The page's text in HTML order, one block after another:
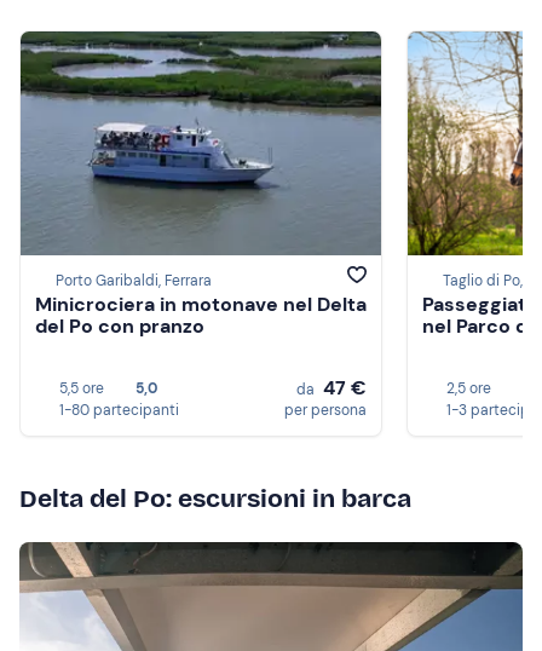
Porto Garibaldi, Ferrara
Minicrociera in motonave nel Delta
del Po con pranzo
5,5 ore
5,0
1-80 partecipanti
da 47 €
per persona
Taglio di Po,
nel Parco
2,5 ore
1-3
Delta del Po: escursioni in barca